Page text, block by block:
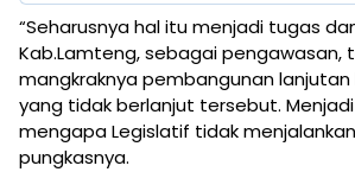
“Seharusnya hal itu menjadi tugas
Kab.Lamteng, sebagai pengawasan,
mangkraknya pembangunan
yang tidak berlanjut tersebut.
mengapa Legislatif tidak
pungkasnya.